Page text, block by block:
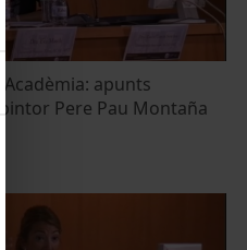
apunts
Pere Pau Montaña